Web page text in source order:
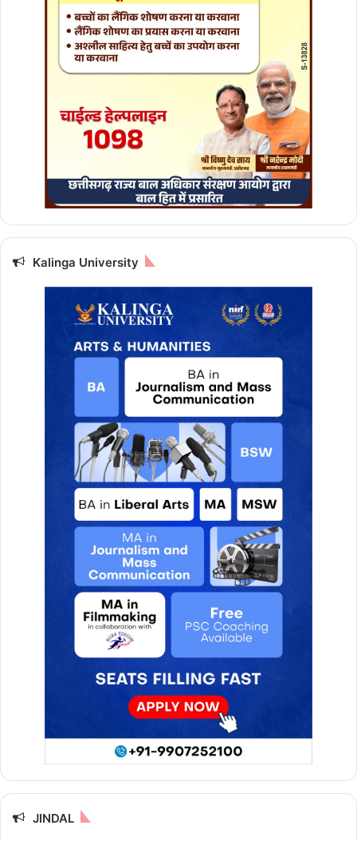
Kalinga University
JINDAL